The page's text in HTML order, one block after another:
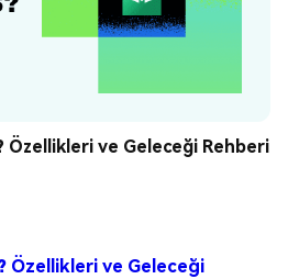
Özellikleri ve Geleceği Rehberi
Özellikleri ve Geleceği